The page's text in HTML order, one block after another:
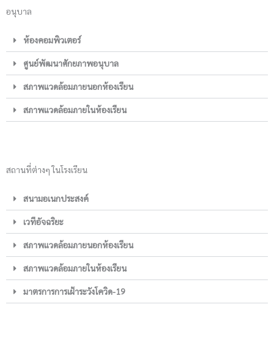
อนุบาล
ห้องคอมพิวเตอร์
ศูนย์พัฒนาศักยภาพอนุบาล
สภาพแวดล้อมภายนอกห้องเรียน
สภาพแวดล้อมภายในห้องเรียน
สถานที่ต่างๆ ในโรงเรียน
สนามอเนกประสงค์
เวทีอัจฉริยะ
สภาพแวดล้อมภายนอกห้องเรียน
สภาพแวดล้อมภายในห้องเรียน
มาตรการการเฝ้าระวังโควิด-19